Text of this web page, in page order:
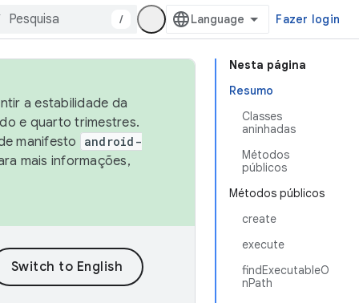
/ Fazer login
Nesta página
Resumo
Classes
aninhadas
Métodos
públicos
Métodos públicos
create
execute
findExecutableO
nPath
a estabilidade da
e quarto trimestres.
manifesto
android-
mais informações,